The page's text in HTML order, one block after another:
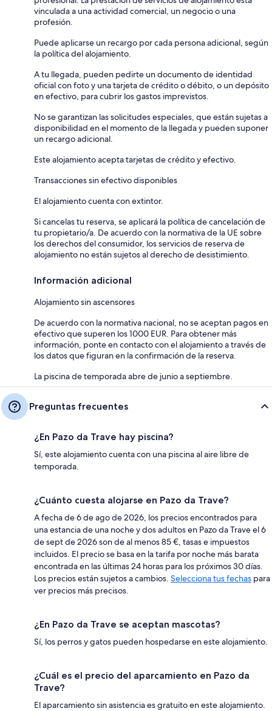
vinculada a una actividad comercial, un negocio o una
profesión.
Puede aplicarse un recargo por cada persona adicional, según
la política del alojamiento.
A tu llegada, pueden pedirte un documento de identidad
oficial con foto y una tarjeta de crédito o débito, o un depósito
en efectivo, para cubrir los gastos imprevistos.
No se garantizan las solicitudes especiales, que están sujetas a
disponibilidad en el momento de la llegada y pueden suponer
un recargo adicional.
Este alojamiento acepta tarjetas de crédito y efectivo.
Transacciones sin efectivo disponibles
El alojamiento cuenta con extintor.
Si cancelas tu reserva, se aplicará la política de cancelación de
tu propietario/a. De acuerdo con la normativa de la UE sobre
los derechos del consumidor, los servicios de reserva de
alojamiento no están sujetos al derecho de desistimiento.
Información adicional
Alojamiento sin ascensores
De acuerdo con la normativa nacional, no se aceptan pagos en
efectivo que superen los 1000 EUR. Para obtener más
información, ponte en contacto con el alojamiento a través de
los datos que figuran en la confirmación de la reserva.
La piscina de temporada abre de junio a septiembre.
Preguntas frecuentes
¿En Pazo da Trave hay piscina?
Sí, este alojamiento cuenta con una piscina al aire libre de
temporada.
¿Cuánto cuesta alojarse en Pazo da Trave?
A fecha de 6 de ago de 2026, los precios encontrados para
una estancia de una noche y dos adultos en Pazo da Trave el 6
de sept de 2026 son de al menos 85 €, tasas e impuestos
incluidos. El precio se basa en la tarifa por noche más barata
encontrada en las últimas 24 horas para los próximos 30 días.
Los precios están sujetos a cambios. Selecciona tus fechas para
ver precios más precisos.
¿En Pazo da Trave se aceptan mascotas?
Sí, los perros y gatos pueden hospedarse en este alojamiento.
¿Cuál es el precio del aparcamiento en Pazo da
Trave?
El aparcamiento sin asistencia es gratuito en este alojamiento.